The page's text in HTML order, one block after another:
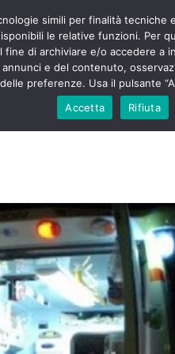
sono
senza
aggressioni
“tagli e
proclamato lo
Up contro
e
Up:
anche
POLITICA STUDENTI
simili per finalità
le relative funzioni. Per
fine di archiviare e/o accedere
e del contenuto,
preferenze. Usa il pulsante
Accetta
Rifiuta